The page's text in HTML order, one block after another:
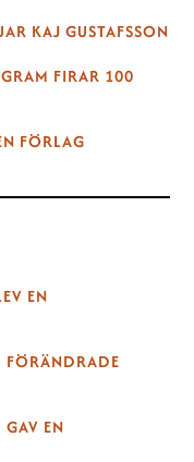
KAJ GUSTAFSSON
FIRAR 100
FÖRLAG
EN
FÖRÄNDRADE
EN